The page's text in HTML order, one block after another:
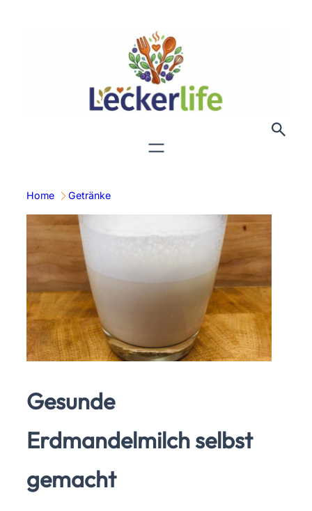
Home Getränke
Gesunde
Erdmandelmilch selbst
gemacht